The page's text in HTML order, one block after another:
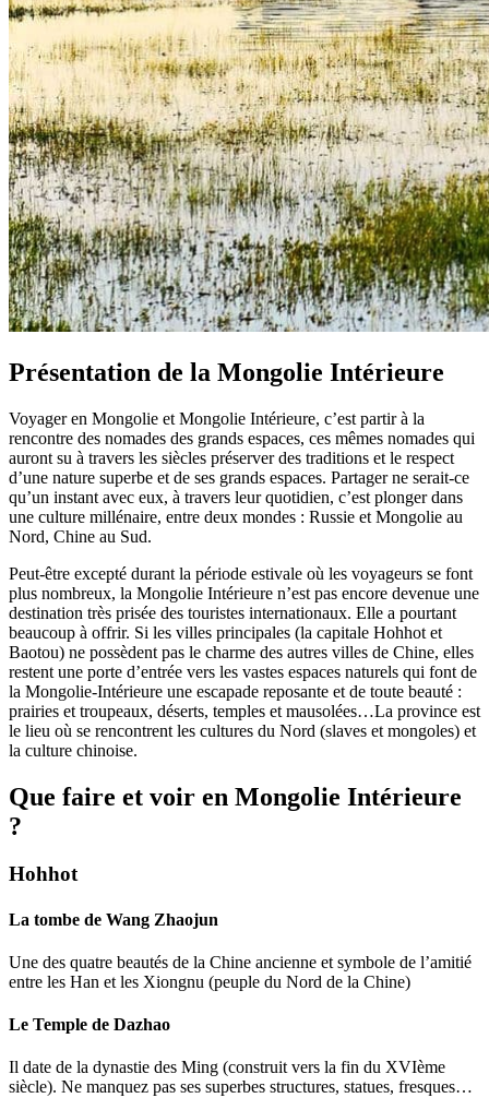
Présentation de la Mongolie Intérieure
Voyager en Mongolie et Mongolie Intérieure, c’est partir à la
rencontre des nomades des grands espaces, ces mêmes nomades qui
auront su à travers les siècles préserver des traditions et le respect
d’une nature superbe et de ses grands espaces. Partager ne serait-ce
qu’un instant avec eux, à travers leur quotidien, c’est plonger dans
une culture millénaire, entre deux mondes : Russie et Mongolie au
Nord, Chine au Sud.
Peut-être excepté durant la période estivale où les voyageurs se font
plus nombreux, la Mongolie Intérieure n’est pas encore devenue une
destination très prisée des touristes internationaux. Elle a pourtant
beaucoup à offrir. Si les villes principales (la capitale Hohhot et
Baotou) ne possèdent pas le charme des autres villes de Chine, elles
restent une porte d’entrée vers les vastes espaces naturels qui font de
la Mongolie-Intérieure une escapade reposante et de toute beauté :
prairies et troupeaux, déserts, temples et mausolées…La province est
le lieu où se rencontrent les cultures du Nord (slaves et mongoles) et
la culture chinoise.
Que faire et voir en Mongolie Intérieure
?
Hohhot
La tombe de Wang Zhaojun
Une des quatre beautés de la Chine ancienne et symbole de l’amitié
entre les Han et les Xiongnu (peuple du Nord de la Chine)
Le Temple de Dazhao
Il date de la dynastie des Ming (construit vers la fin du XVIème
siècle). Ne manquez pas ses superbes structures, statues, fresques…